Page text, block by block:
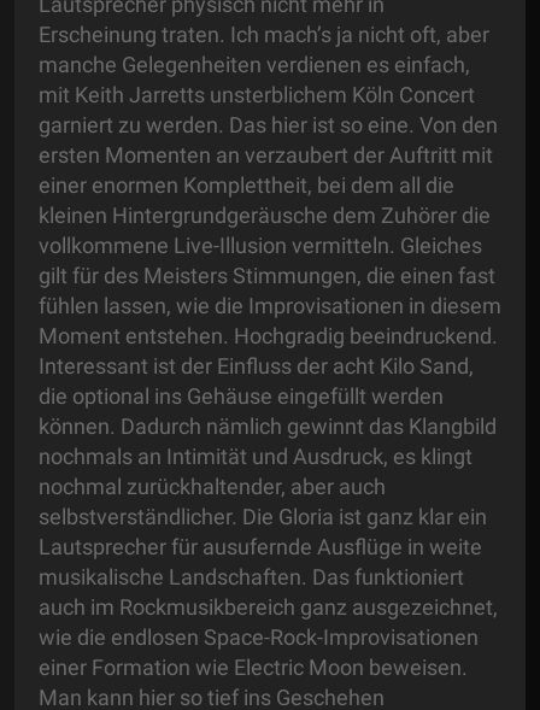
Erscheinung traten. Ich mach’s ja nicht oft, aber
manche Gelegenheiten verdienen es einfach,
mit Keith Jarretts unsterblichem Köln Concert
garniert zu werden. Das hier ist so eine. Von den
ersten Momenten an verzaubert der Auftritt mit
einer enormen Komplettheit, bei dem all die
kleinen Hintergrundgeräusche dem Zuhörer die
vollkommene Live-Illusion vermitteln. Gleiches
gilt für des Meisters Stimmungen, die einen fast
fühlen lassen, wie die Improvisationen in diesem
Moment entstehen. Hochgradig beeindruckend.
Interessant ist der Einfluss der acht Kilo Sand,
die optional ins Gehäuse eingefüllt werden
können. Dadurch nämlich gewinnt das Klangbild
nochmals an Intimität und Ausdruck, es klingt
nochmal zurückhaltender, aber auch
selbstverständlicher. Die Gloria ist ganz klar ein
Lautsprecher für ausufernde Ausflüge in weite
musikalische Landschaften. Das funktioniert
auch im Rockmusikbereich ganz ausgezeichnet,
wie die endlosen Space-Rock-Improvisationen
einer Formation wie Electric Moon beweisen.
Man kann hier so tief ins Geschehen